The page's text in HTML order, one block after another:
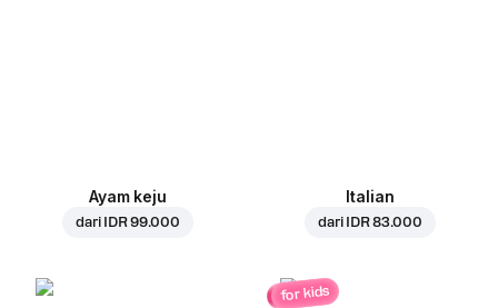
Ayam keju
dari IDR 99.000
Italian
dari IDR 83.000
for kids